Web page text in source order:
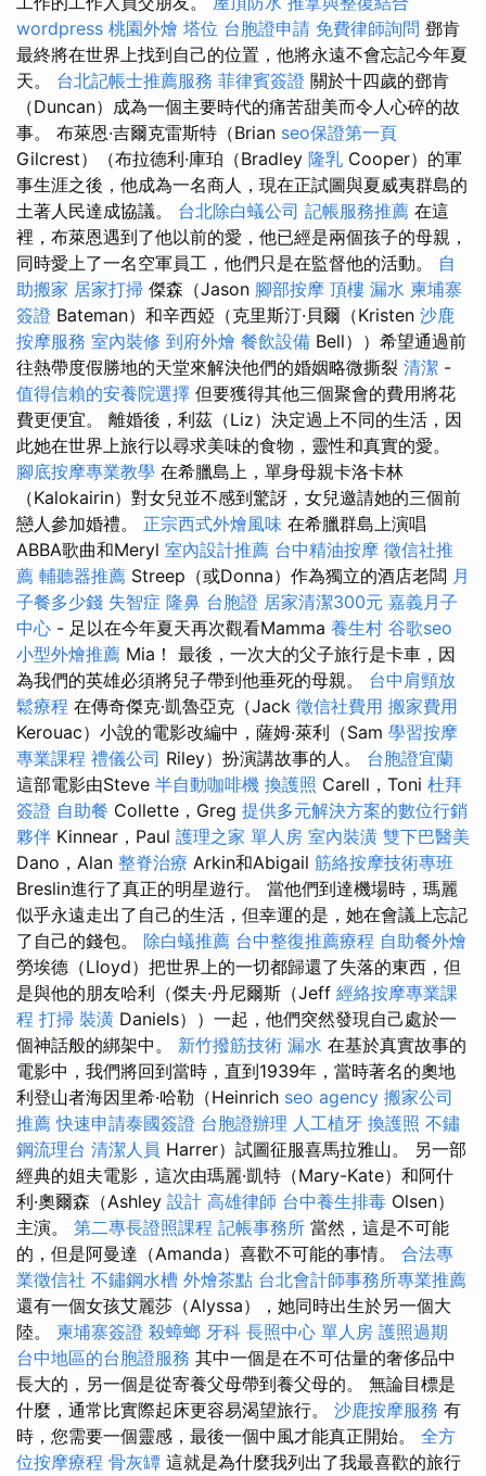
wordpress 桃園外燴 塔位 台胞證申請 免費律師詢問 鄧肯
最終將在世界上找到自己的位置，他將永遠不會忘記今年夏
天。 台北記帳士推薦服務 菲律賓簽證 關於十四歲的鄧肯
（Duncan）成為一個主要時代的痛苦甜美而令人心碎的故
事。 布萊恩·吉爾克雷斯特（Brian seo保證第一頁
Gilcrest）（布拉德利·庫珀（Bradley 隆乳 Cooper）的軍
事生涯之後，他成為一名商人，現在正試圖與夏威夷群島的
土著人民達成協議。 台北除白蟻公司 記帳服務推薦 在這
裡，布萊恩遇到了他以前的愛，他已經是兩個孩子的母親，
同時愛上了一名空軍員工，他們只是在監督他的活動。 自
助搬家 居家打掃 傑森（Jason 腳部按摩 頂樓 漏水 柬埔寨
簽證 Bateman）和辛西婭（克里斯汀·貝爾（Kristen 沙鹿
按摩服務 室內裝修 到府外燴 餐飲設備 Bell））希望通過前
往熱帶度假勝地的天堂來解決他們的婚姻略微撕裂 清潔 -
值得信賴的安養院選擇 但要獲得其他三個聚會的費用將花
費更便宜。 離婚後，利茲（Liz）決定過上不同的生活，因
此她在世界上旅行以尋求美味的食物，靈性和真實的愛。
腳底按摩專業教學 在希臘島上，單身母親卡洛卡林
（Kalokairin）對女兒並不感到驚訝，女兒邀請她的三個前
戀人參加婚禮。 正宗西式外燴風味 在希臘群島上演唱
ABBA歌曲和Meryl 室內設計推薦 台中精油按摩 徵信社推
薦 輔聽器推薦 Streep（或Donna）作為獨立的酒店老闆 月
子餐多少錢 失智症 隆鼻 台胞證 居家清潔300元 嘉義月子
中心 - 足以在今年夏天再次觀看Mamma 養生村 谷歌seo
小型外燴推薦 Mia！ 最後，一次大的父子旅行是卡車，因
為我們的英雄必須將兒子帶到他垂死的母親。 台中肩頸放
鬆療程 在傳奇傑克·凱魯亞克（Jack 徵信社費用 搬家費用
Kerouac）小說的電影改編中，薩姆·萊利（Sam 學習按摩
專業課程 禮儀公司 Riley）扮演講故事的人。 台胞證宜蘭
這部電影由Steve 半自動咖啡機 換護照 Carell，Toni 杜拜
簽證 自助餐 Collette，Greg 提供多元解決方案的數位行銷
夥伴 Kinnear，Paul 護理之家 單人房 室內裝潢 雙下巴醫美
Dano，Alan 整脊治療 Arkin和Abigail 筋絡按摩技術專班
Breslin進行了真正的明星遊行。 當他們到達機場時，瑪麗
似乎永遠走出了自己的生活，但幸運的是，她在會議上忘記
了自己的錢包。 除白蟻推薦 台中整復推薦療程 自助餐外燴
勞埃德（Lloyd）把世界上的一切都歸還了失落的東西，但
是與他的朋友哈利（傑夫·丹尼爾斯（Jeff 經絡按摩專業課
程 打掃 裝潢 Daniels））一起，他們突然發現自己處於一
個神話般的綁架中。 新竹撥筋技術 漏水 在基於真實故事的
電影中，我們將回到當時，直到1939年，當時著名的奧地
利登山者海因里希·哈勒（Heinrich seo agency 搬家公司
推薦 快速申請泰國簽證 台胞證辦理 人工植牙 換護照 不鏽
鋼流理台 清潔人員 Harrer）試圖征服喜馬拉雅山。 另一部
經典的姐夫電影，這次由瑪麗·凱特（Mary-Kate）和阿什
利·奧爾森（Ashley 設計 高雄律師 台中養生排毒 Olsen）
主演。 第二專長證照課程 記帳事務所 當然，這是不可能
的，但是阿曼達（Amanda）喜歡不可能的事情。 合法專
業徵信社 不鏽鋼水槽 外燴茶點 台北會計師事務所專業推薦
還有一個女孩艾麗莎（Alyssa），她同時出生於另一個大
陸。 柬埔寨簽證 殺蟑螂 牙科 長照中心 單人房 護照過期
台中地區的台胞證服務 其中一個是在不可估量的奢侈品中
長大的，另一個是從寄養父母帶到養父母的。 無論目標是
什麼，通常比實際起床更容易渴望旅行。 沙鹿按摩服務 有
時，您需要一個靈感，最後一個中風才能真正開始。 全方
位按摩療程 骨灰罈 這就是為什麼我列出了我最喜歡的旅行